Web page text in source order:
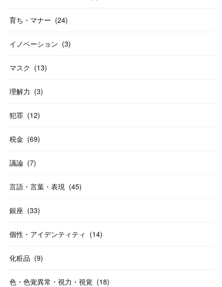
育ち・マナー (24)
イノベーション (3)
マスク (13)
理解力 (3)
犯罪 (12)
税金 (69)
議論 (7)
言語・言葉・表現 (45)
銀座 (33)
個性・アイデンティティ (14)
化粧品 (9)
色・色覚異常・視力・視覚 (18)